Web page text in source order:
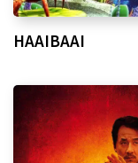
HAAIBAAI